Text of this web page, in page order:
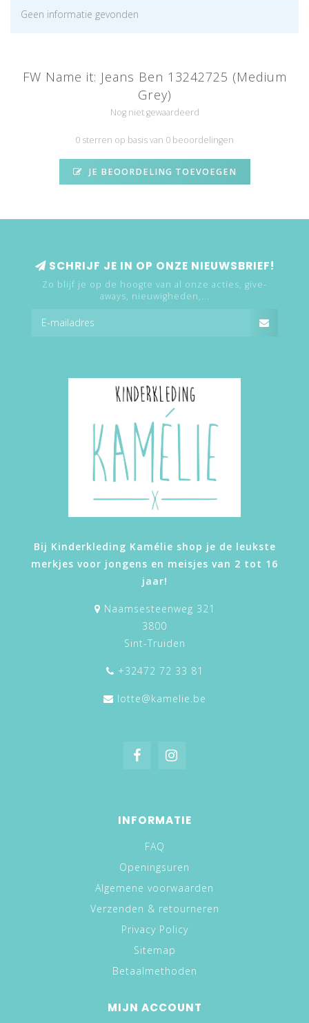
Geen informatie gevonden
FW Name it: Jeans Ben 13242725 (Medium
Grey)
Nog niet gewaardeerd
0 sterren op basis van 0 beoordelingen
JE BEOORDELING TOEVOEGEN
SCHRIJF JE IN OP ONZE NIEUWSBRIEF!
Zo blijf je op de hoogte van al onze acties, give-
aways, nieuwigheden,...
Bij Kinderkleding Kamélie shop je de leukste
merkjes voor jongens en meisjes van 2 tot 16
jaar!
Naamsesteenweg 321
3800
Sint-Truiden
+32472 72 33 81
lotte@kamelie.be
INFORMATIE
FAQ
Openingsuren
Algemene voorwaarden
Verzenden & retourneren
Privacy Policy
Sitemap
Betaalmethoden
MIJN ACCOUNT